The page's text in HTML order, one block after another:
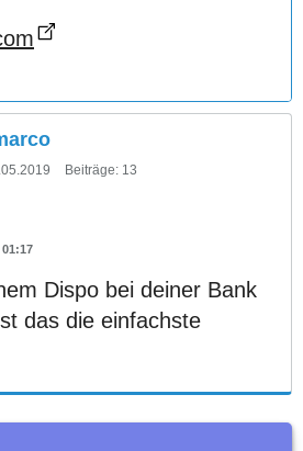
Beiträge: 13
01:17
Dispo bei deiner Bank
das die einfachste